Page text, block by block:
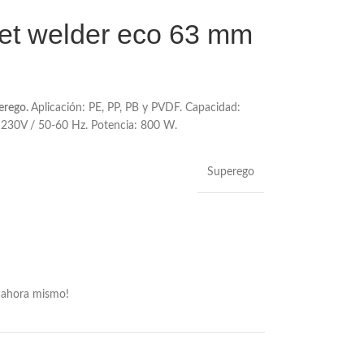
welder eco 63 mm
Aplicación: PE, PP, PB y PVDF. Capacidad:
/ 50-60 Hz. Potencia: 800 W.
Superego
mismo!